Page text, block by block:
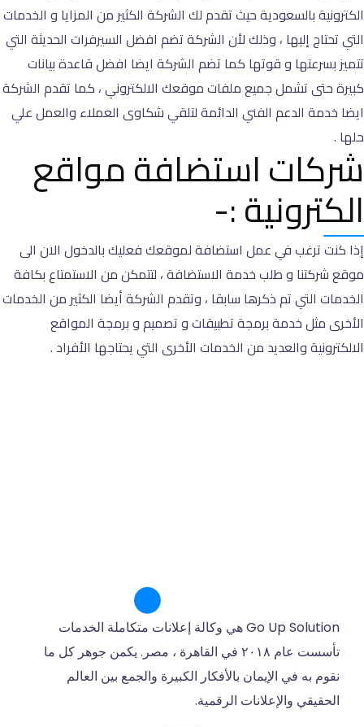
الكترونية بالسعودية حيث تقدم لك الشركة الكثير من المزايا و الخدمات
التي تحتاج إليها ، وذلك لأن الشركة تضم افضل السيرفرات الحديثة التي
تتميز بسرعتها و قوتها كما تضم الشركة ايضا افضل قاعدة بيانات
كبيرة حتى تشمل جميع ملفات موقعك الالكتروني ، كما تقدم الشركة
ايضا خدمة الدعم الفني الدائمة لتلقي شكاوى العملاء والعمل علي
حلها .
شركات استضافة مواقع
الكترونية :-
إذا كنت ترغب في عمل استضافة لموقعك فعليك بالدخول الان الى
موقع شركتنا و طلب خدمة الاستضافة ، لتتمكن من الاستمتاع بكافة
الخدمات التي تم ذكرها سابقا ، وتقدم الشركة أيضا الكثير من الخدمات
الأخرى مثل خدمة برمجة تطبيقات و تصميم و برمجة المواقع
الالكترونية والعديد من الخدمات الأخرى التي يحتاجها الأفراد .
Go Up Solution هي وكالة إعلانات متكاملة الخدمات
تأسست عام ٢٠١٨ في القاهرة ، مصر. يكمن جوهر كل ما
نقوم به في الإيمان بالأفكار الكبيرة والجمع بين العالم
الحقيقي والإعلانات الرقمية.